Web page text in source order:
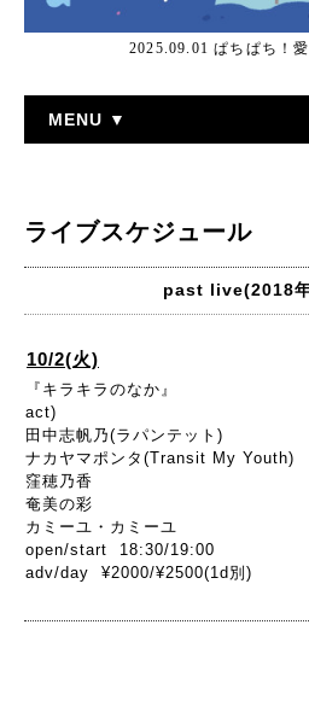
2025.09.01 ぱちぱち！
MENU ▼
ライブスケジュール
past live(2018
10/2(火)
『キラキラのなか』
act)
田中志帆乃(ラパンテット)
ナカヤマポンタ(Transit My Youth)
窪穂乃香
奄美の彩
カミーユ・カミーユ
open/start 18:30/19:00
adv/day ¥2000/¥2500(1d別)